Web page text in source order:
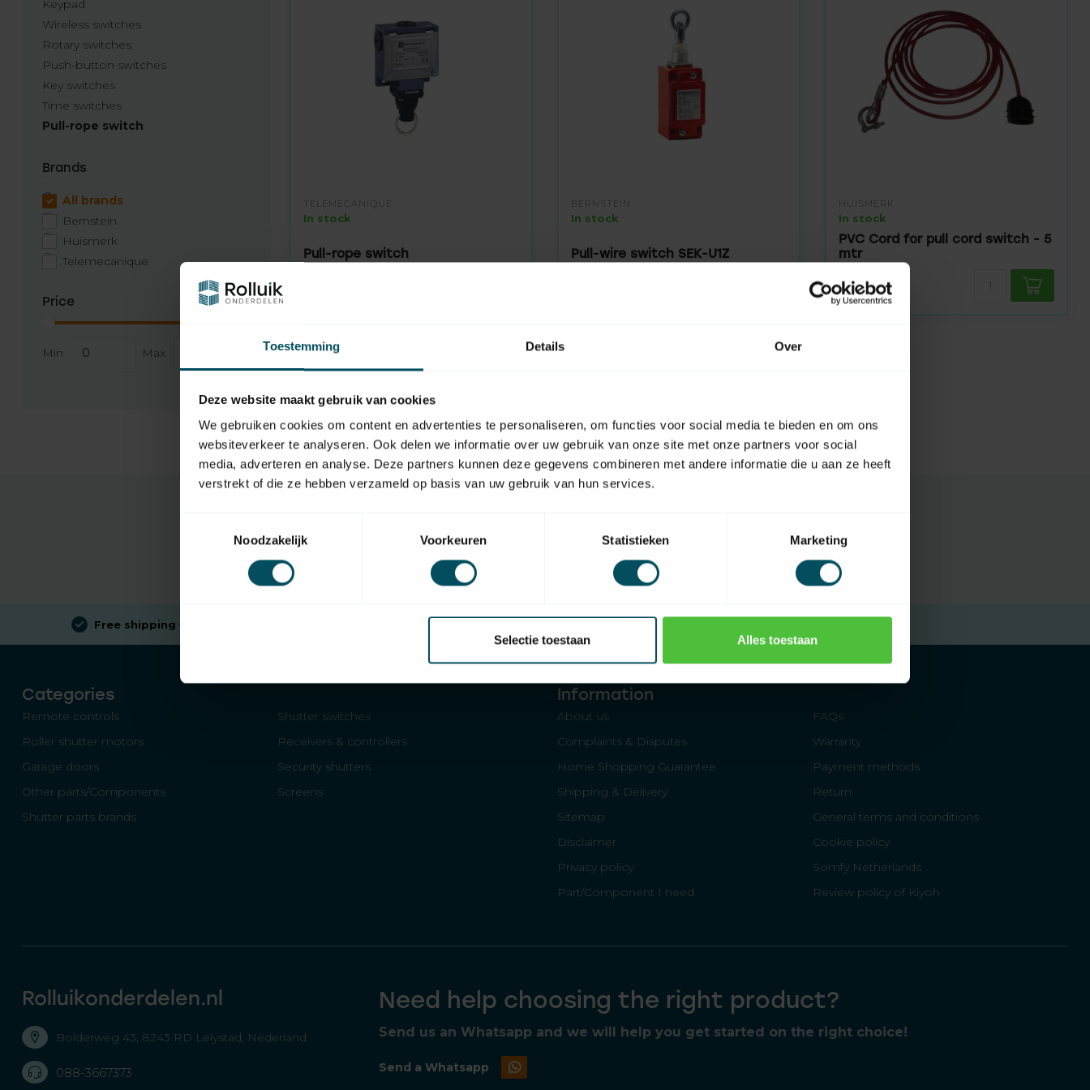
Toestemming Details Over
Deze website maakt gebruik van cookies
We gebruiken cookies om content en advertenties te personaliseren, om functies voor social media te bieden en om ons
websiteverkeer te analyseren. Ook delen we informatie over uw gebruik van onze site met onze partners voor social
media, adverteren en analyse. Deze partners kunnen deze gegevens combineren met andere informatie die u aan ze heeft
verstrekt of die ze hebben verzameld op basis van uw gebruik van hun services.
Noodzakelijk
Voorkeuren Statistieken Marketing
Selectie toestaan Alles toestaan
Keypad
Wireless switches
Rotary switches
Push-button switches
Key switches
Time switches
Pull-rope switch
Brands
All brands
Bernstein
Huismerk
Telemecanique
Price
Min Max
TELEMECANIQUE
In stock
Pull-rope switch
BERNSTEIN
In stock
Pull-wire switch SEK-U1Z
HUISMERK
In stock
PVC Cord for pull cord switch - 5
mtr
59,95
Free shipping when spending €100 (in NL)
Categories
Remote controls
Shutter switches
Roller shutter motors
Receivers & controllers
Garage doors
Security shutters
Other parts/Components
Screens
Shutter parts brands
Information
About us
FAQs
Complaints & Disputes
Warranty
Home Shopping Guarantee
Payment methods
Shipping & Delivery
Return
Sitemap
General terms and conditions
Disclaimer
Cookie policy
Privacy policy
Somfy Netherlands
Part/Component I need
Review policy of Kiyoh
Rolluikonderdelen.nl
Bolderweg 43, 8243 RD Lelystad, Nederland
088-3667373
Need help choosing the right product?
Send us an Whatsapp and we will help you get started on the right choice!
Send a Whatsapp